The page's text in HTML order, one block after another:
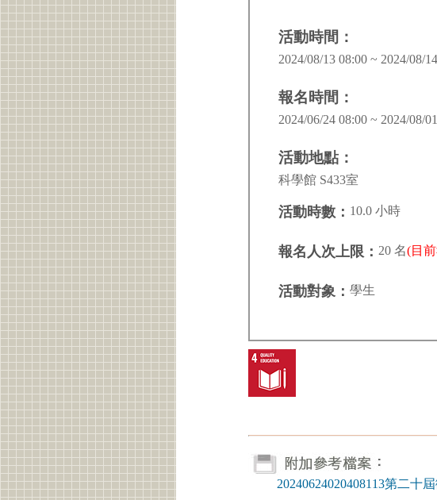
活動時間：
2024/08/13 08:00 ~ 2024/08/
報名時間：
2024/06/24 08:00 ~ 2024/08/
活動地點：
科學館 S433室
活動時數： 10.0 小時
報名人次上限： 20 名(目前
活動對象： 學生
20240624020408113第二十